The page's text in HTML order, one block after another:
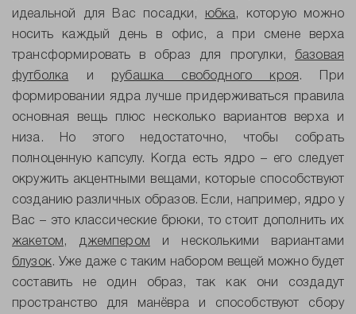
идеальной для Вас посадки, юбка , которую можно
носить каждый день в офис, а при смене верха
трансформировать в образ для прогулки, базовая
футболка
и рубашка свободного кроя . При
формировании ядра лучше придерживаться правила
основная вещь плюс несколько вариантов верха и
низа. Но этого недостаточно, чтобы собрать
полноценную капсулу. Когда есть ядро – его следует
окружить акцентными вещами, которые способствуют
созданию различных образов. Если, например, ядро у
Вас – это классические брюки, то стоит дополнить их
жакетом , джемпером и несколькими вариантами
блузок. Уже даже с таким набором вещей можно будет
составить не один образ, так как они создадут
пространство для манёвра и способствуют сбору